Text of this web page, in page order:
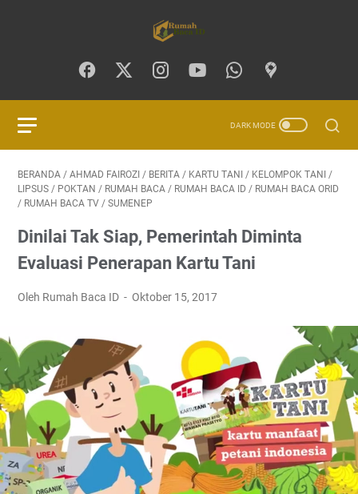
BERANDA / AHMAD FAIROZI / BERITA / KARTU TANI / KELOMPOK TANI /
LIPSUS / POKTAN / RUMAH BACA / RUMAH BACA ID / RUMAH BACA ORID
/ RUMAH BACA TV / SUMENEP
Dinilai Tak Siap, Pemerintah Diminta
Evaluasi Penerapan Kartu Tani
Oleh Rumah Baca ID Oktober 15, 2017